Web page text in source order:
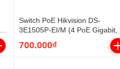
Switch PoE Hikvision DS-
3E1505P-EI/M (4 PoE Gigabit, 1
700.000₫